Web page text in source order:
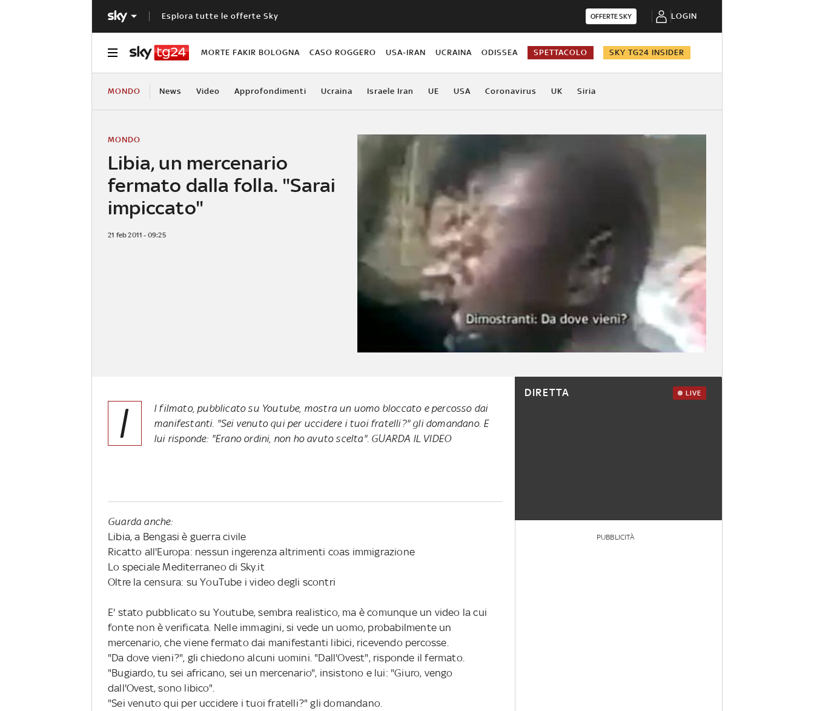
Esplora tutte le offerte Sky OFFERTE SKY LOGIN
MORTE FAKIR BOLOGNA CASO ROGGERO USA-IRAN UCRAINA ODISSEA SPETTACOLO SKY TG24 INSIDER
MONDO News Video Approfondimenti Ucraina Israele Iran UE USA Coronavirus UK Siria
Libia, un mercenario
fermato dalla folla. "Sarai
impiccato"
MONDO
21 feb 2011 - 09:25
I
l filmato, pubblicato su Youtube, mostra un uomo bloccato e percosso dai
manifestanti. "Sei venuto qui per uccidere i tuoi fratelli?" gli domandano. E
lui risponde: "Erano ordini, non ho avuto scelta". GUARDA IL VIDEO
Guarda anche:
Libia, a Bengasi è guerra civile
Ricatto all'Europa: nessun ingerenza altrimenti coas immigrazione
Lo speciale Mediterraneo di Sky.it
Oltre la censura: su YouTube i video degli scontri
E' stato pubblicato su Youtube, sembra realistico, ma è comunque un video la cui
fonte non è verificata. Nelle immagini, si vede un uomo, probabilmente un
mercenario, che viene fermato dai manifestanti libici, ricevendo percosse.
"Da dove vieni?", gli chiedono alcuni uomini. "Dall'Ovest", risponde il fermato.
"Bugiardo, tu sei africano, sei un mercenario", insistono e lui: "Giuro, vengo
dall'Ovest, sono libico".
"Sei venuto qui per uccidere i tuoi fratelli?" gli domandano.
DIRETTA LIVE
PUBBLICITÀ